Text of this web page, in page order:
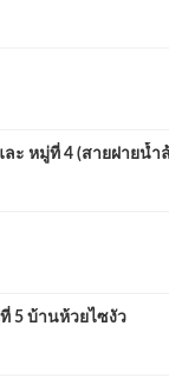
ะ หมู่ที่ 4 (สายฝายน้
5 บ้านห้วยไซงัว